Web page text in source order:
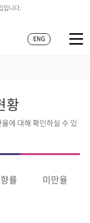
입니다.
ENG
황
에 대해 확인하실 수 있
률 미만율